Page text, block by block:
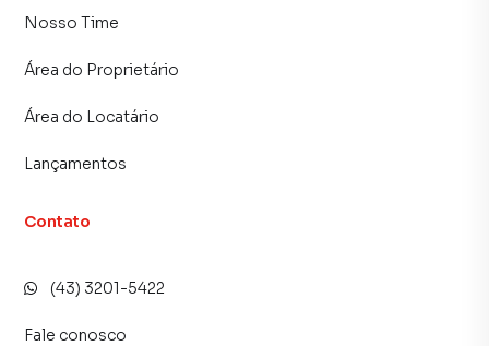
Nosso Time
Área do Proprietário
Área do Locatário
Lançamentos
Contato
(43) 3201-5422
Fale conosco